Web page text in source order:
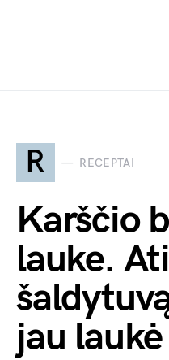
R RECEPTAI
Karščio
lauke.
jau